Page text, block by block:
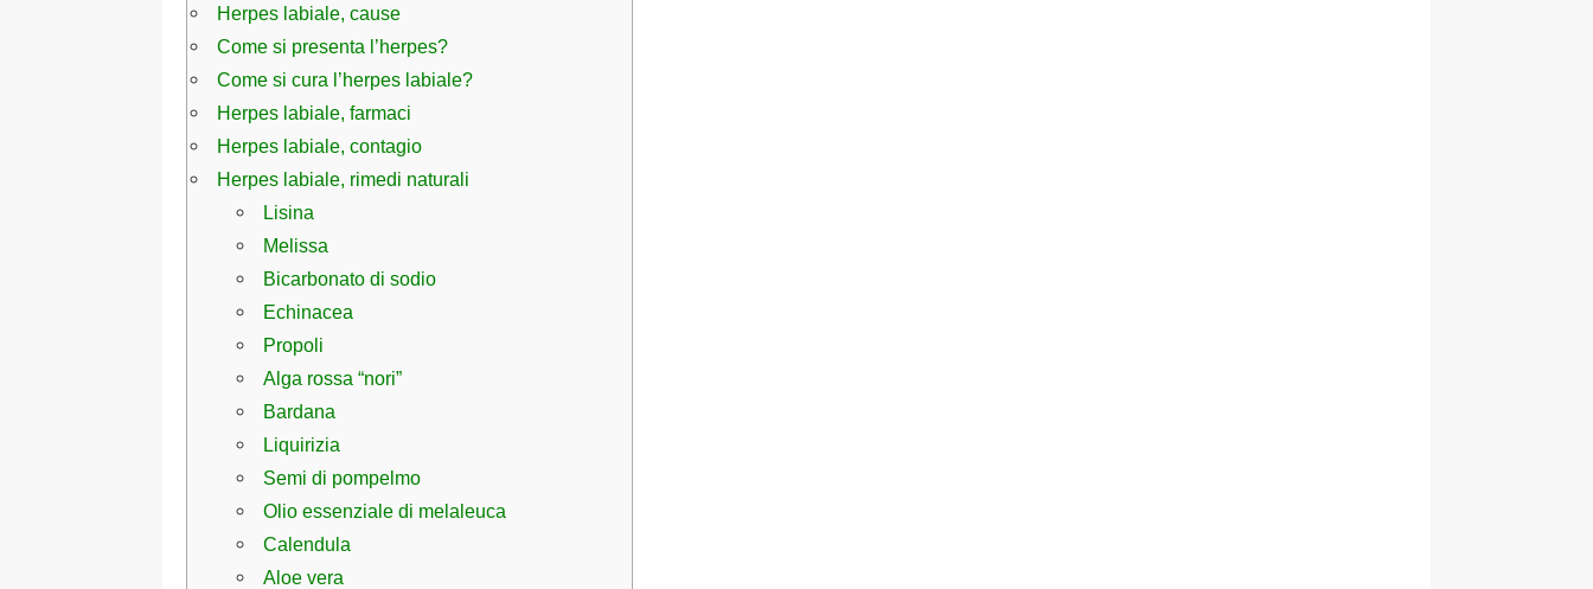
Herpes labiale, cause
Come si presenta l’herpes?
Come si cura l’herpes labiale?
Herpes labiale, farmaci
Herpes labiale, contagio
Herpes labiale, rimedi naturali
Lisina
Melissa
Bicarbonato di sodio
Echinacea
Propoli
Alga rossa “nori”
Bardana
Liquirizia
Semi di pompelmo
Olio essenziale di melaleuca
Calendula
Aloe vera